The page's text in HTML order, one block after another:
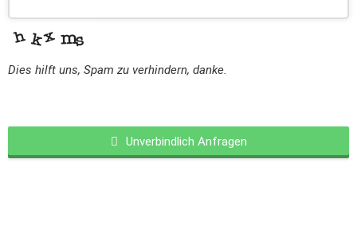
Dies hilft uns, Spam zu verhindern, danke.
Unverbindlich Anfragen